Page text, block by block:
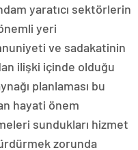
yaratıcı sektörlerin
yeri
ve sadakatinin
ilişki içinde olduğu
planlaması bu
hayati önem
sundukları hizmet
zorunda